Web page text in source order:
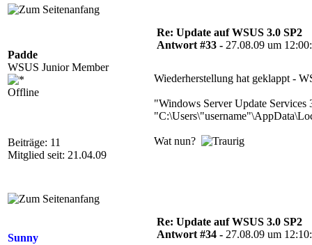
Padde
WSUS Junior Member
Offline
Beiträge: 11
Mitglied seit: 21.04.09
Re: Update auf WSUS 3.0 SP2
Antwort #33 - 27.08.09 um
Wiederherstellung hat geklappt -
"Windows Server Update Services
Wat nun?
Sunny
Re: Update auf WSUS 3.0 SP2
Antwort #34 - 27.08.09 um